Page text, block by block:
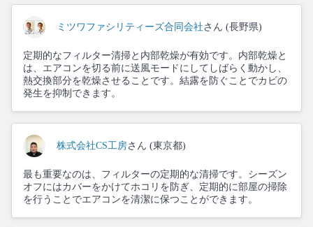
ミツワファシリティーズ合同会社 さん (長野県)
定期的なフィルター清掃と内部乾燥が有効です。内部乾燥と
は、エアコンを切る前に送風モードにしてしばらく動かし、
熱交換部分を乾燥させることです。結露を防ぐことでカビの
発生を抑制できます。
株式会社CS工房さん (東京都)
最も重要なのは、フィルターの定期的な清掃です。シーズン
オフにはカバーをかけてホコリを防ぎ、定期的に部屋の掃除
を行うことでエアコンを清潔に保つことができます。